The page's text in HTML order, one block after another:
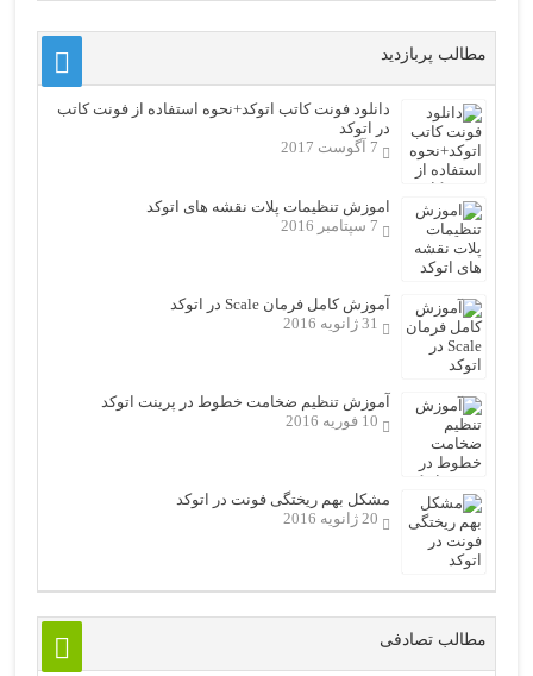
مطالب پربازدید
دانلود فونت کاتب اتوکد+نحوه استفاده از فونت کاتب
در اتوکد
7 آگوست 2017
اموزش تنظیمات پلات نقشه های اتوکد
7 سپتامبر 2016
آموزش کامل فرمان Scale در اتوکد
31 ژانویه 2016
آموزش تنظیم ضخامت خطوط در پرینت اتوکد
10 فوریه 2016
مشکل بهم ریختگی فونت در اتوکد
20 ژانویه 2016
مطالب تصادفی